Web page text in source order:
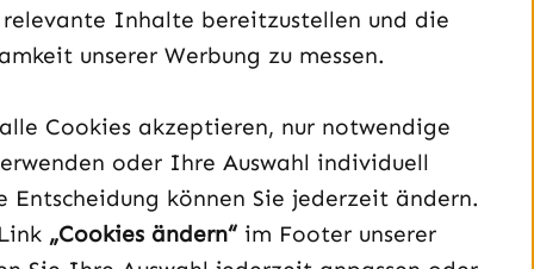
040 – 182 295 901
Oder über unserKontaktformular.
relevante Inhalte bereitzustellen und die
unserer Werbung zu messen.
Cookies akzeptieren, nur notwendige
oder Ihre Auswahl individuell
Entscheidung können Sie jederzeit ändern.
„Cookies ändern“im Footer unserer